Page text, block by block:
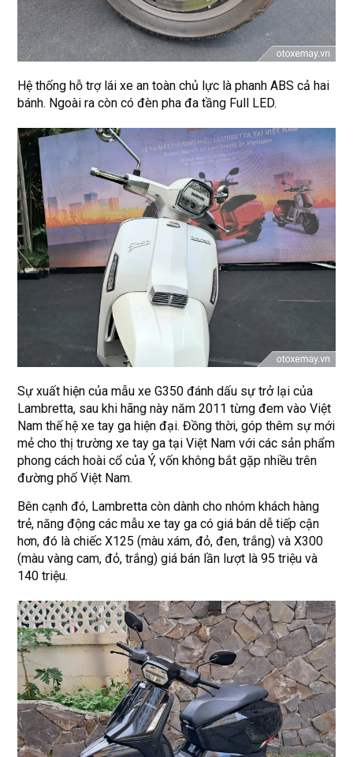
Hệ thống hỗ trợ lái xe an toàn chủ lực là phanh ABS cả hai
bánh. Ngoài ra còn có đèn pha đa tầng Full LED.
Sự xuất hiện của mẫu xe G350 đánh dấu sự trở lại của
Lambretta, sau khi hãng này năm 2011 từng đem vào Việt
Nam thế hệ xe tay ga hiện đại. Đồng thời, góp thêm sự mới
mẻ cho thị trường xe tay ga tại Việt Nam với các sản phẩm
phong cách hoài cổ của Ý, vốn không bắt gặp nhiều trên
đường phố Việt Nam.
Bên cạnh đó, Lambretta còn dành cho nhóm khách hàng
trẻ, năng động các mẫu xe tay ga có giá bán dễ tiếp cận
hơn, đó là chiếc X125 (màu xám, đỏ, đen, trắng) và X300
(màu vàng cam, đỏ, trắng) giá bán lần lượt là 95 triệu và
140 triệu.